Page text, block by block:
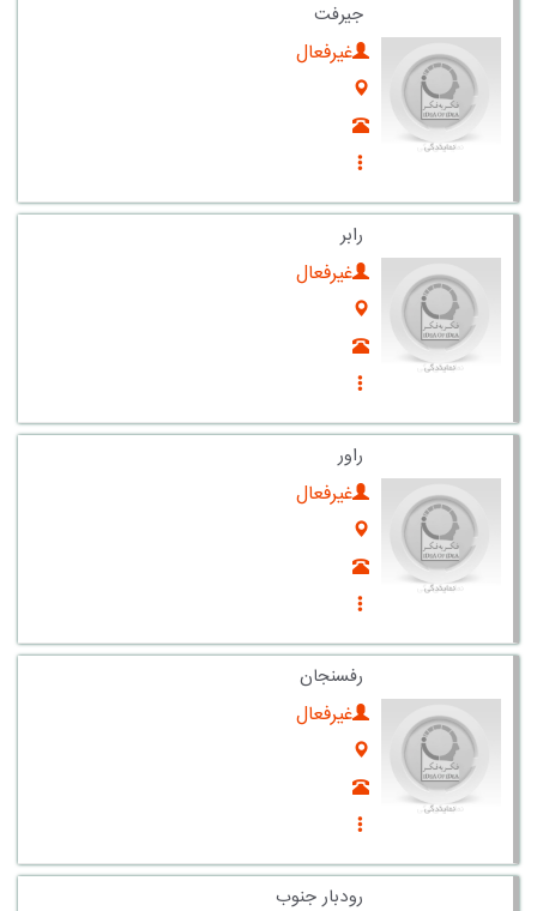
جیرفت
غیرفعال
رابر
غیرفعال
راور
غیرفعال
رفسنجان
غیرفعال
رودبار جنوب